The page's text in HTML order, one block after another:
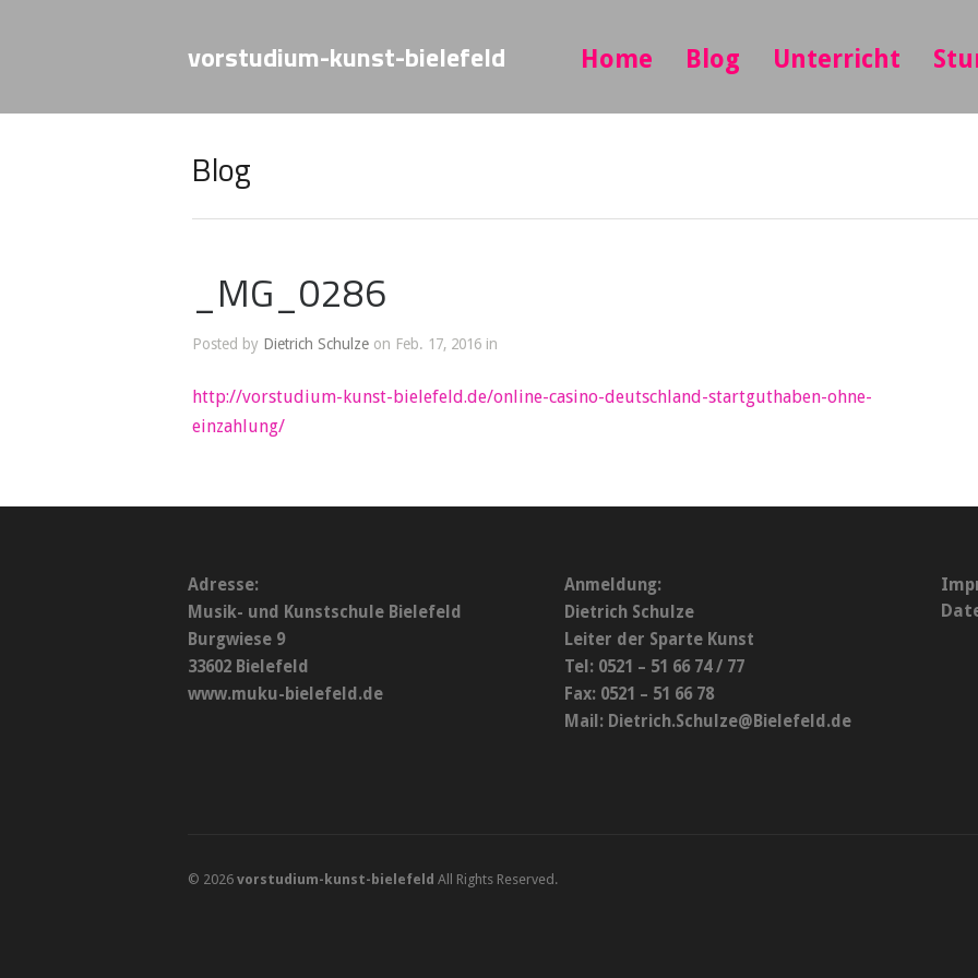
vorstudium-kunst-bielefeld Home Blog Unterricht
Blog
_MG_0286
Posted by Dietrich Schulze on Feb. 17, 2016 in
http://vorstudium-kunst-bielefeld.de/online-casino-deutschland-startguthaben-ohne-
einzahlung/
Adresse:
Musik- und Kunstschule Bielefeld
Burgwiese 9
33602 Bielefeld
www.muku-bielefeld.de
Anmeldung:
Dietrich Schulze
Leiter der Sparte Kunst
Tel: 0521 – 51 66 74 / 77
Fax: 0521 – 51 66 78
Mail: Dietrich.Schulze@Bielefeld.de
© 2026 vorstudium-kunst-bielefeld All Rights Reserved.